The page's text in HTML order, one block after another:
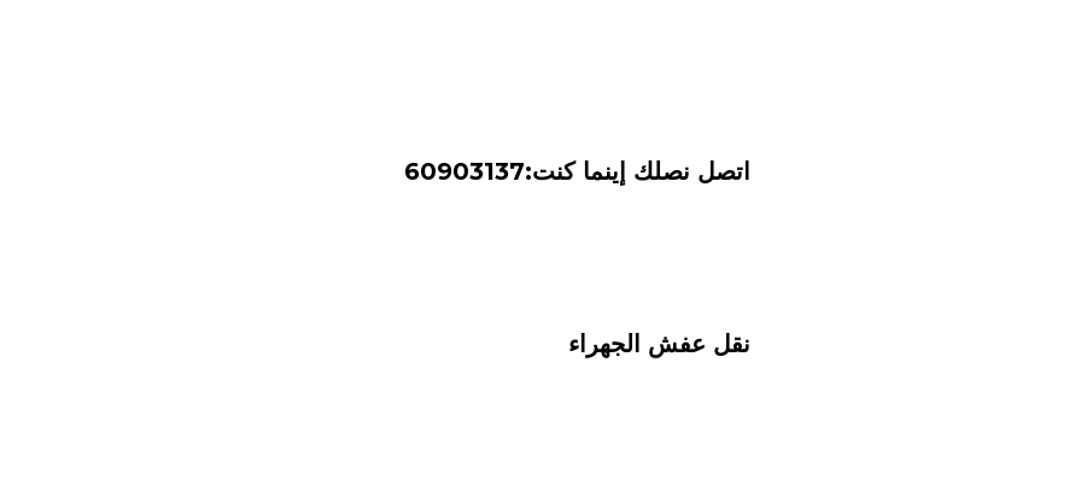
اتصل نصلك إينما كنت:6 0903137
نقل عفش الجهراء